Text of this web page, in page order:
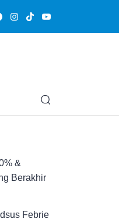
Edukasi
&
Berakhir
Febrie